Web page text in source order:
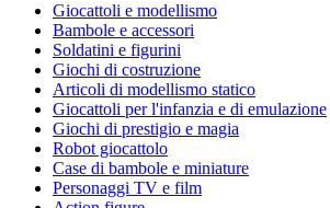
Giocattoli e modellismo
Bambole e accessori
Soldatini e figurini
Giochi di costruzione
Articoli di modellismo statico
Giocattoli per l'infanzia e di emulazione
Giochi di prestigio e magia
Robot giocattolo
Case di bambole e miniature
Personaggi TV e film